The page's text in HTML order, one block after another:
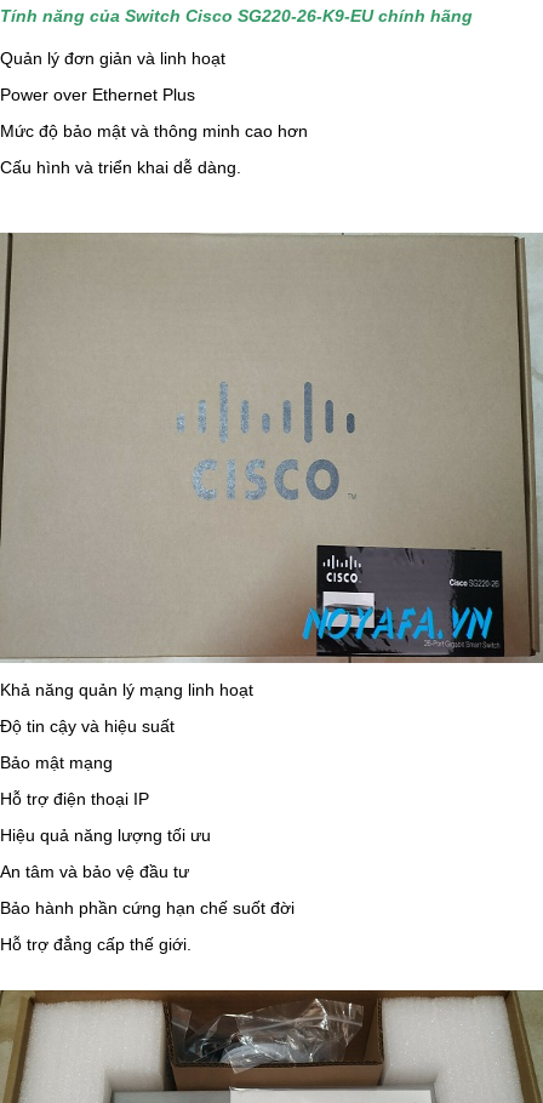
Tính năng của Switch Cisco SG220-26-K9-EU chính hãng
Quản lý đơn giản và linh hoạt
Power over Ethernet Plus
Mức độ bảo mật và thông minh cao hơn
Cấu hình và triển khai dễ dàng.
Khả năng quản lý mạng linh hoạt
Độ tin cậy và hiệu suất
Bảo mật mạng
Hỗ trợ điện thoại IP
Hiệu quả năng lượng tối ưu
An tâm và bảo vệ đầu tư
Bảo hành phần cứng hạn chế suốt đời
Hỗ trợ đẳng cấp thế giới.